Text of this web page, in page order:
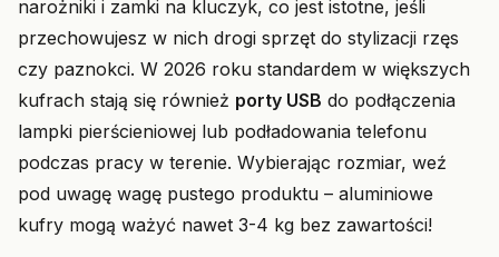
narożniki i zamki na kluczyk, co jest istotne, jeśli
przechowujesz w nich drogi sprzęt do stylizacji rzęs
czy paznokci. W 2026 roku standardem w większych
kufrach stają się również porty USB do podłączenia
lampki pierścieniowej lub podładowania telefonu
podczas pracy w terenie. Wybierając rozmiar, weź
pod uwagę wagę pustego produktu – aluminiowe
kufry mogą ważyć nawet 3-4 kg bez zawartości!